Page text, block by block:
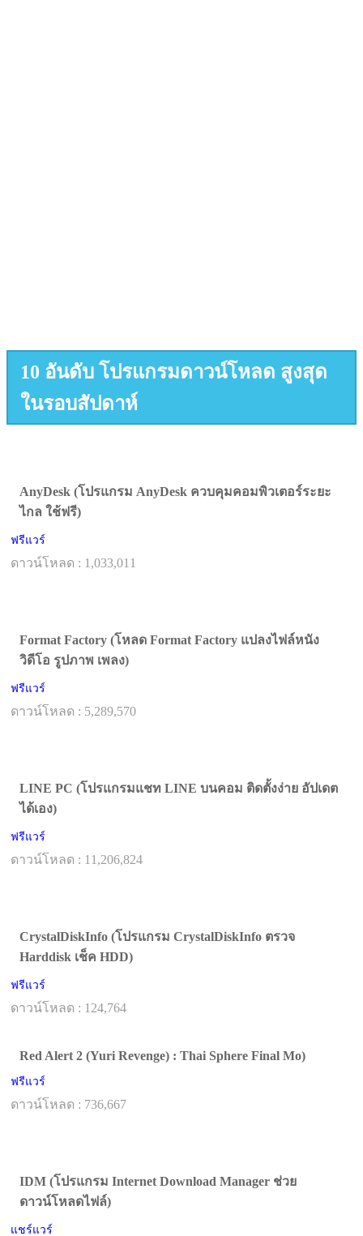
10 อันดับ โปรแกรมดาวน์โหลด สูงสุด
ในรอบสัปดาห์
AnyDesk (โปรแกรม AnyDesk ควบคุมคอมพิวเตอร์ระยะ
ไกล ใช้ฟรี)
ฟรีแวร์
ดาวน์โหลด : 1,033,011
Format Factory (โหลด Format Factory แปลงไฟล์หนัง
วิดีโอ รูปภาพ เพลง)
ฟรีแวร์
ดาวน์โหลด : 5,289,570
LINE PC (โปรแกรมแชท LINE บนคอม ติดตั้งง่าย อัปเดต
ได้เอง)
ฟรีแวร์
ดาวน์โหลด : 11,206,824
CrystalDiskInfo (โปรแกรม CrystalDiskInfo ตรวจ
Harddisk เช็ค HDD)
ฟรีแวร์
ดาวน์โหลด : 124,764
Red Alert 2 (Yuri Revenge) : Thai Sphere Final Mo)
ฟรีแวร์
ดาวน์โหลด : 736,667
IDM (โปรแกรม Internet Download Manager ช่วย
ดาวน์โหลดไฟล์)
แชร์แวร์